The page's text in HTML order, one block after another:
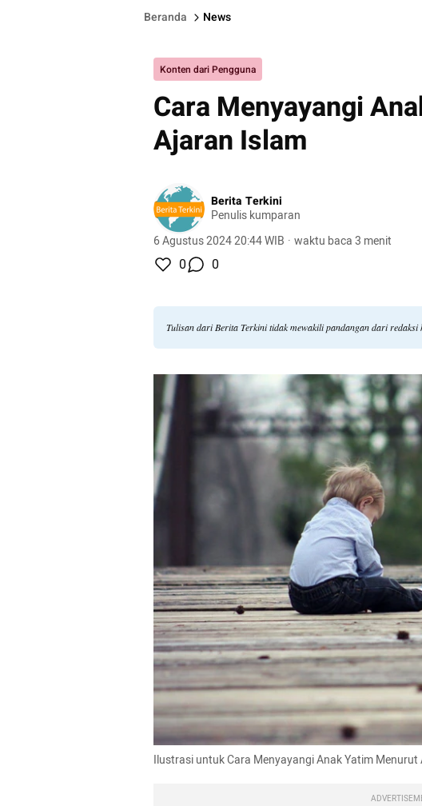
Beranda News
Konten dari Pengguna
Cara Menyayangi
Ajaran Islam
Berita Terkini
Penulis kumparan
6 Agustus 2024 20:44 WIB · waktu baca 3 menit
0 0
Tulisan dari Berita Terkini tidak mewakili pandangan dari redaksi
Ilustrasi untuk Cara Menyayangi Anak Yatim